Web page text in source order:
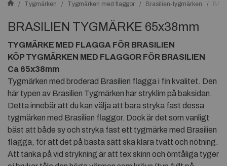
Tygmärken Tygmärken med flaggor Brasilien-tygmärken
BRASILIEN TYGMÄRKE 65x38mm
TYGMÄRKE MED FLAGGA FÖR BRASILIEN
KÖP TYGMÄRKEN MED FLAGGOR FÖR BRASILIEN
Ca 65x38mm
Tygmärken med broderad Brasilien flagga i fin kvalitet. Den
här typen av Brasilien Tygmärken har stryklim på baksidan.
Detta innebär att du kan välja att bara stryka fast dessa
tygmärken med Brasilien flaggor. Dock är det som vanligt
bäst att både sy och stryka fast ett tygmärke med Brasilien
flagga, för att det på bästa sätt ska klara tvätt och nötning.
Att tänka på vid strykning är att tex skinn och ömtåliga tyger